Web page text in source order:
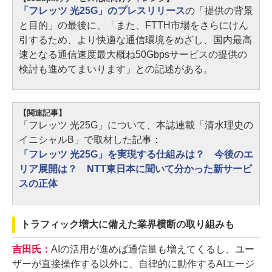
「フレッツ 光25G」のプレスリリースの「提供の背景
と目的」の最後に、「また、FTTH市場をさらにけん
引するため、より快適な通信環境をめざし、国内最高
速となる通信速度最大概ね50Gbpsサービスの提供の
検討も進めてまいります」との記述がある。
【関連記事】
「フレッツ 光25G」について、本誌連載「清水理史の
イニシャルB」で取材した記事：
「フレッツ 光25G」を実現する仕組みは？ 今後のエ
リア展開は？ NTT東日本に聞いて分かった新サービ
スの正体
トラフィック増大に備えた業界横断の取り組みも
吉田氏： AIの活用が進めば通信量も増えてくるし、ユー
ザーが直接操作する以外に、自律的に動作するAIエージ